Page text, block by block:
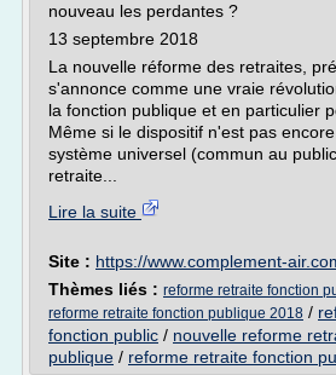
nouveau les perdantes ?
13 septembre 2018
La nouvelle réforme des retraites,
s'annonce comme une vraie
la fonction publique et en particulier
Même si le dispositif n'est pas
système universel (commun au
retraite...
Lire la suite
Site : https://www.complement-
Thèmes liés : reforme retraite fonction
reforme retraite fonction publique 2018 /
fonction public / nouvelle reforme
publique / reforme retraite fonction